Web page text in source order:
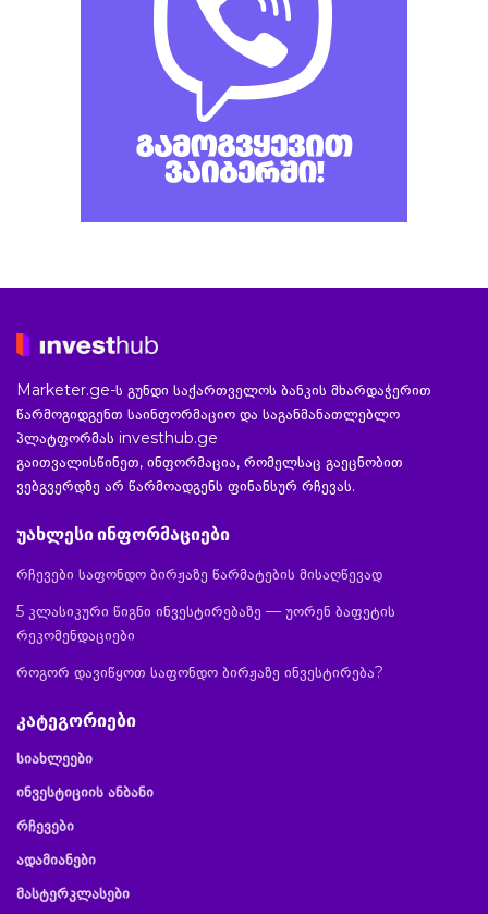
Marketer.ge-ს გუნდი საქართველოს ბანკის მხარდაჭერით
წარმოგიდგენთ საინფორმაციო და საგანმანათლებლო
პლატფორმას investhub.ge
გაითვალისწინეთ, ინფორმაცია, რომელსაც გაეცნობით
ვებგვერდზე არ წარმოადგენს ფინანსურ რჩევას.
უახლესი ინფორმაციები
რჩევები საფონდო ბირჟაზე წარმატების მისაღწევად
5 კლასიკური წიგნი ინვესტირებაზე — უორენ ბაფეტის
რეკომენდაციები
როგორ დავიწყოთ საფონდო ბირჟაზე ინვესტირება?
კატეგორიები
სიახლეები
ინვესტიციის ანბანი
რჩევები
ადამიანები
მასტერკლასები